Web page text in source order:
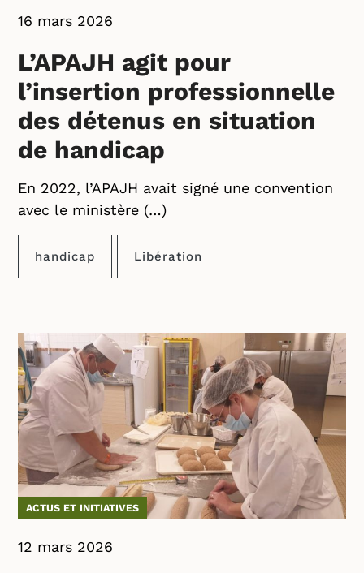
16 mars 2026
L’APAJH agit pour
l’insertion professionnelle
des détenus en situation
de handicap
En 2022, l’APAJH avait signé une convention
avec le ministère (…)
handicap Libération
ACTUS ET INITIATIVES
12 mars 2026